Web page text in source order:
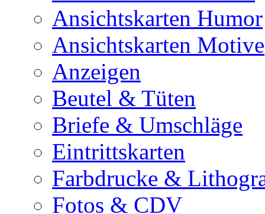
Ansichtskarten Humor
Ansichtskarten Motive
Anzeigen
Beutel & Tüten
Briefe & Umschläge
Eintrittskarten
Farbdrucke &
Fotos & CDV